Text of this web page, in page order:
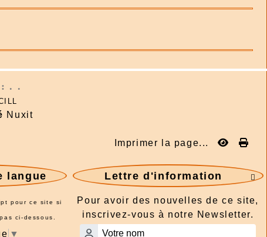
. .
Nuxit
Imprimer la page...
langue
pour ce site si
ci-dessous.
▼

Lettre d'information
Pour avoir des nouvelles de ce site,
inscrivez-vous à notre Newsletter.